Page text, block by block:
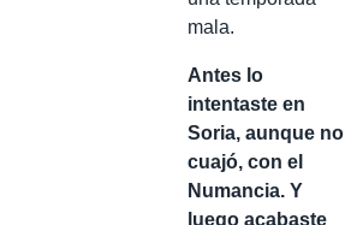
mala.
Antes lo
intentaste en
Soria, aunque no
cuajó, con el
Numancia. Y
luego acabaste